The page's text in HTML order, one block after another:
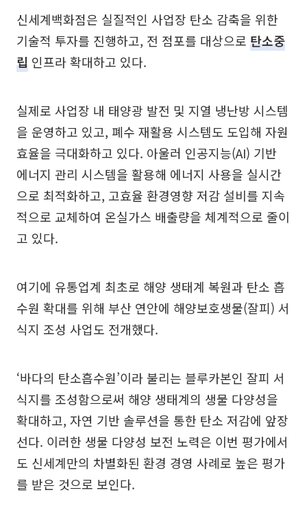
신세계백화점은 실질적인 사업장 탄소 감축을 위한
기술적 투자를 진행하고, 전 점포를 대상으로 탄소중
립 인프라 확대하고 있다.
실제로 사업장 내 태양광 발전 및 지열 냉난방 시스템
을 운영하고 있고, 폐수 재활용 시스템도 도입해 자원
효율을 극대화하고 있다. 아울러 인공지능(AI) 기반
에너지 관리 시스템을 활용해 에너지 사용을 실시간
으로 최적화하고, 고효율 환경영향 저감 설비를 지속
적으로 교체하여 온실가스 배출량을 체계적으로 줄이
고 있다.
여기에 유통업계 최초로 해양 생태계 복원과 탄소 흡
수원 확대를 위해 부산 연안에 해양보호생물(잘피) 서
식지 조성 사업도 전개했다.
‘바다의 탄소흡수원’이라 불리는 블루카본인 잘피 서
식지를 조성함으로써 해양 생태계의 생물 다양성을
확대하고, 자연 기반 솔루션을 통한 탄소 저감에 앞장
선다. 이러한 생물 다양성 보전 노력은 이번 평가에서
도 신세계만의 차별화된 환경 경영 사례로 높은 평가
를 받은 것으로 보인다.